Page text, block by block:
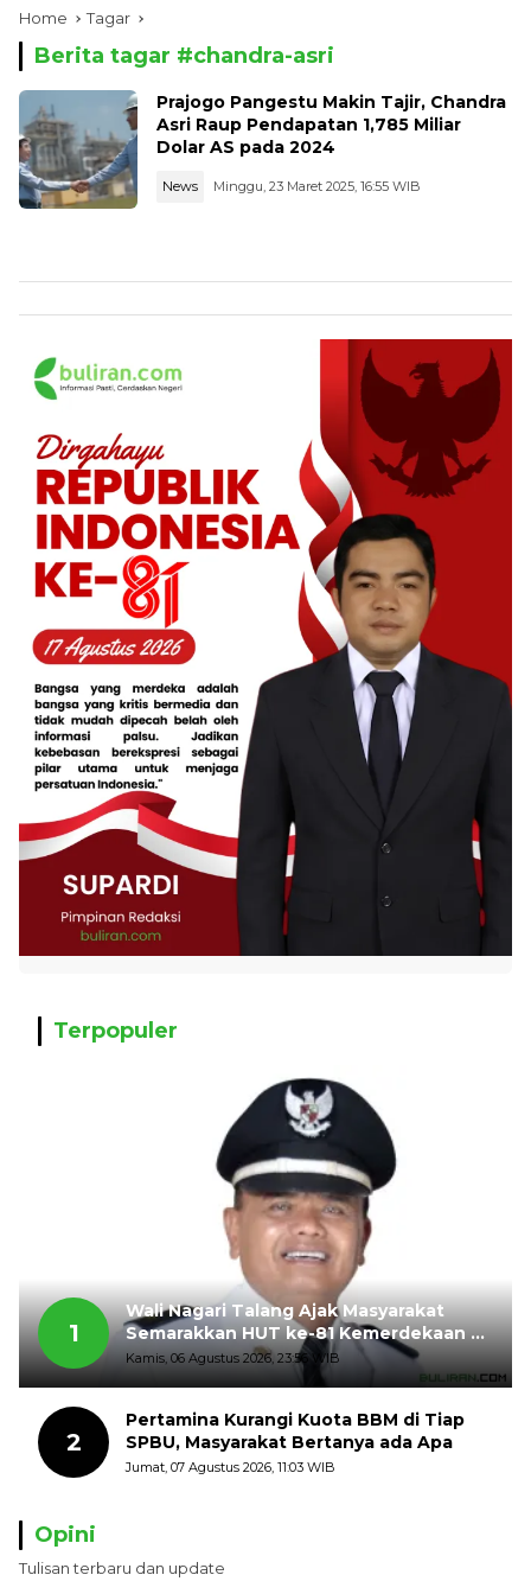
Home Tagar
Berita tagar #chandra-asri
Prajogo Pangestu Makin Tajir, Chandra
Asri Raup Pendapatan 1,785 Miliar
Dolar AS pada 2024
News Minggu, 23 Maret 2025, 16:55 WIB
Terpopuler
1
Wali Nagari Talang Ajak Masyarakat
Semarakkan HUT ke-81 Kemerdekaan RI
dengan Mengibarkan Bendera Merah
Putih
Kamis, 06 Agustus 2026, 23:56 WIB
2
Pertamina Kurangi Kuota BBM di Tiap
SPBU, Masyarakat Bertanya ada Apa
Jumat, 07 Agustus 2026, 11:03 WIB
Opini
Tulisan terbaru dan update